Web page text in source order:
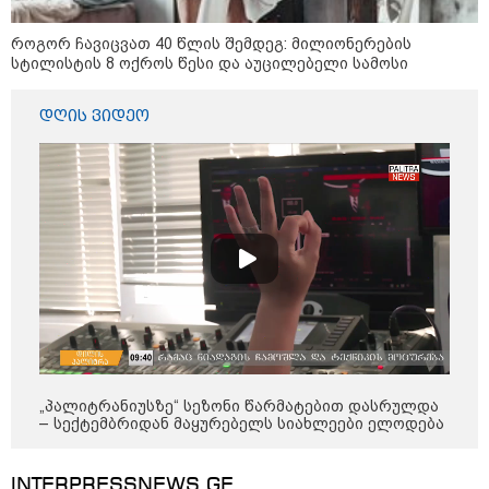
გადავცემ" - ეკა კუპატაძე
განცხადებას ავრცელებს
რა ისმინს სახლში დაყენებული
მომსასმენი მოწყობილობის
"ამ ვიდეოს ნახვა ჩემთვის იყო
სიკვდილი" - რას ამბობს
დაკარგული 17 წლის ბიჭის დედა
ვიდეოკადრებზე, სადაც შვილის
განწირული ვედრების ხმა
ამოიცნო
პოლიტიკა
როგორ ჩავიცვათ 40 წლის შემდეგ: მილიონერების
სტილისტის 8 ოქროს წესი და აუცილებელი სამოსი
დღის ვიდეო
„პალიტრანიუსზე“ სეზონი წარმატებით დასრულდა
– სექტემბრიდან მაყურებელს სიახლეები ელოდება